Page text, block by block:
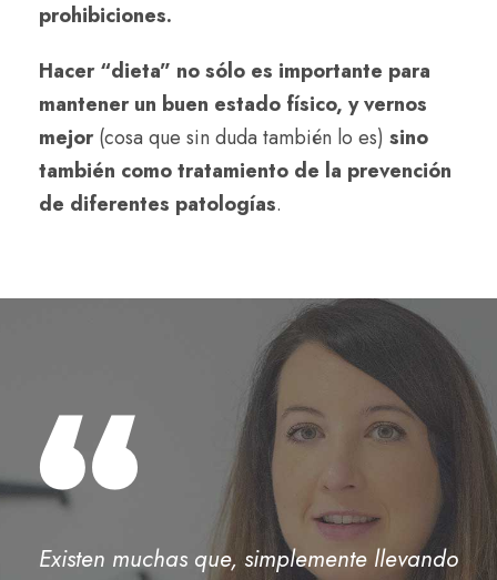
prohibiciones.
Hacer “dieta” no sólo es importante para
mantener un buen estado físico, y vernos
mejor(cosa que sin duda también lo es) sino
también como tratamiento de la prevención
de diferentes patologías.
Existen muchas que, simplemente llevando